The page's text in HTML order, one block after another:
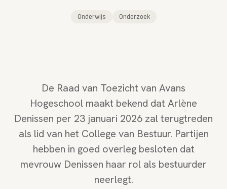
Onderwijs Onderzoek
De Raad van Toezicht van Avans
Hogeschool maakt bekend dat Arlène
Denissen per 23 januari 2026 zal terugtreden
als lid van het College van Bestuur. Partijen
hebben in goed overleg besloten dat
mevrouw Denissen haar rol als bestuurder
neerlegt.